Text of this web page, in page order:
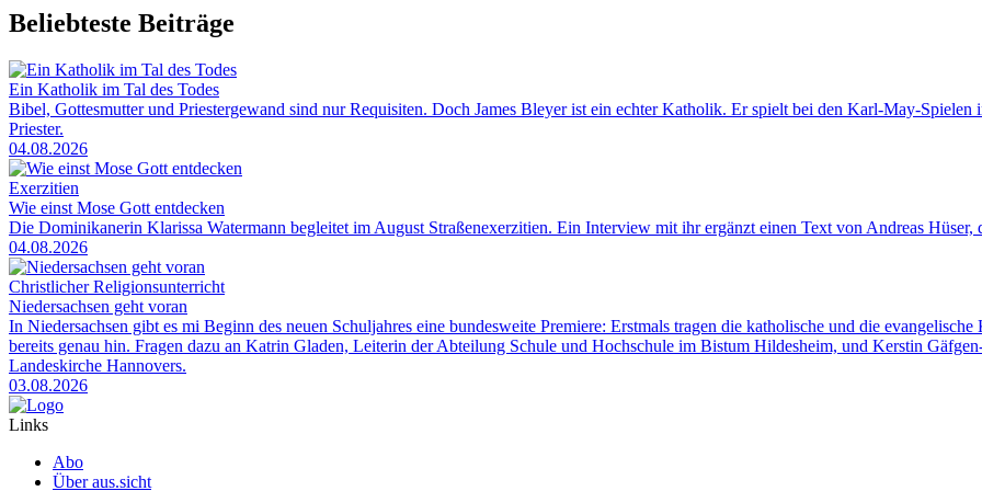
Beliebteste Beiträge
Ein Katholik im Tal des Todes
Bibel, Gottesmutter und Priestergewand sind nur Requisiten. Doch James Bleyer ist ein echter Katholik. Er spielt bei den Karl-May-Spielen
Priester.
04.08.2026
Exerzitien
Wie einst Mose Gott entdecken
Die Dominikanerin Klarissa Watermann begleitet im August Straßenexerzitien. Ein Interview mit ihr ergänzt einen Text von Andreas Hüser,
04.08.2026
Christlicher Religionsunterricht
Niedersachsen geht voran
In Niedersachsen gibt es mi Beginn des neuen Schuljahres eine bundesweite Premiere: Erstmals tragen die katholische und die
bereits genau hin. Fragen dazu an Katrin Gladen, Leiterin der Abteilung Schule und Hochschule im Bistum Hildesheim, und Kerstin
Landeskirche Hannovers.
03.08.2026
Links
Abo
Über aus.sicht